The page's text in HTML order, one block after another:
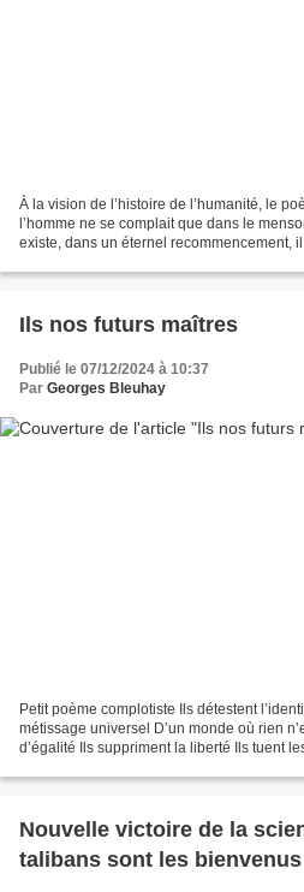
À la vision de l’histoire de l’humanité, le
l’homme ne se complait que dans le
existe, dans un éternel recommencement,
Ils nos futurs maîtres
Publié le 07/12/2024 à 10:37
Par Georges Bleuhay
Petit poème complotiste Ils détestent
métissage universel D’un monde où rien
d’égalité Ils suppriment la liberté Ils tuent
Nouvelle victoire de la
talibans sont les bienvenus